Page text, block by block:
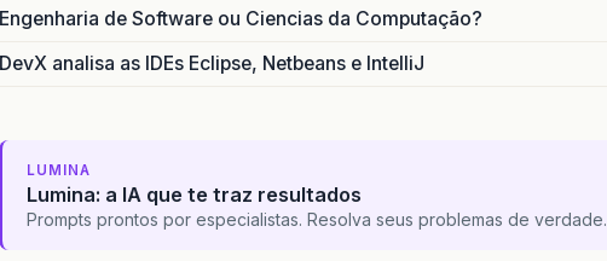
Engenharia de Software ou Ciencias da Computação?
DevX analisa as IDEs Eclipse, Netbeans e IntelliJ
LUMINA
Lumina: a IA que te traz resultados
Prompts prontos por especialistas. Resolva seus problemas de verdade.